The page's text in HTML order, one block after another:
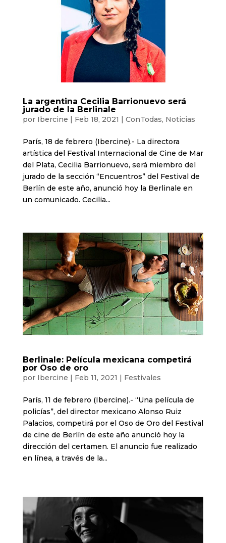
La argentina Cecilia Barrionuevo será
jurado de la Berlinale
por Ibercine Feb 18, 2021 ConTodas, Noticias
París, 18 de febrero (Ibercine).- La directora
artística del Festival Internacional de Cine de Mar
del Plata, Cecilia Barrionuevo, será miembro del
jurado de la sección “Encuentros” del Festival de
Berlín de este año, anunció hoy la Berlinale en
un comunicado. Cecilia...
Berlinale: Película mexicana competirá
por Oso de oro
por Ibercine | Feb 11, 2021 | Festivales
París, 11 de febrero (Ibercine).- “Una película de
policías”, del director mexicano Alonso Ruiz
Palacios, competirá por el Oso de Oro del Festival
de cine de Berlín de este año anunció hoy la
dirección del certamen. El anuncio fue realizado
en línea, a través de la...